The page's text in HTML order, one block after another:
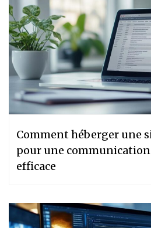
Comment héberger une
pour une
efficace